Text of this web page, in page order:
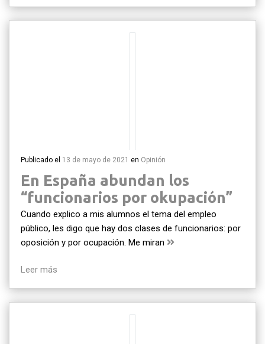
Publicado el 13 de mayo de 2021 en Opinión
En España abundan los
“funcionarios por okupación”
Cuando explico a mis alumnos el tema del empleo
público, les digo que hay dos clases de funcionarios: por
oposición y por ocupación. Me miran
Leer más